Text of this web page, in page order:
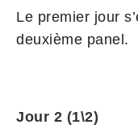
Le premier jour
deuxième panel.
Jour 2 (1\2)